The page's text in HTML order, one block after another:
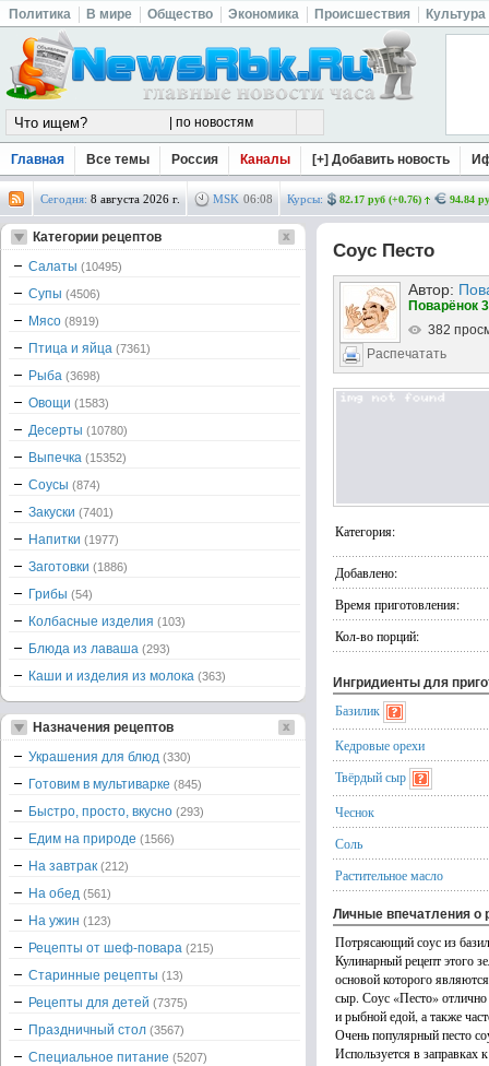
Политика В мире Общество Экономика Происшествия Культура
Главная Все темы Россия Каналы [+] Добавить новость
Сегодня: 8 августа 2026 г. MSK 06:08 Курсы: 82.17 руб (+0.76) 94.84
Соус Песто
Автор:
Поварёнок
382
Распечатать
Категория:
Добавлено:
Время приготовления:
Кол-во порций:
Ингридиенты для
Базилик
Кедровые орехи
Твёрдый сыр
Чеснок
Соль
Растительное масло
Личные впечатления о
Потрясающий соус из
Кулинарный рецепт этого
основой которого
сыр. Соус «Песто»
и рыбной едой, а также
Очень популярный песто
Используется в заправках
Категории рецептов
Салаты (10495)
Супы (4506)
Мясо (8919)
Птица и яйца (7361)
Рыба (3698)
Овощи (1583)
Десерты (10780)
Выпечка (15352)
Соусы (874)
Закуски (7401)
Напитки (1977)
Заготовки (1886)
Грибы (54)
Колбасные изделия (103)
Блюда из лаваша (293)
Каши и изделия из молока (363)
Назначения рецептов
Украшения для блюд (330)
Готовим в мультиварке (845)
Быстро, просто, вкусно (293)
Едим на природе (1566)
На завтрак (212)
На обед (561)
На ужин (123)
Рецепты от шеф-повара (215)
Старинные рецепты (13)
Рецепты для детей (7375)
Праздничный стол (3567)
Специальное питание (5207)